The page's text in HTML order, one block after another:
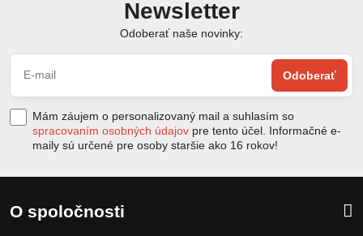
Newsletter
Odoberať naše novinky:
Odoberať
Mám záujem o personalizovaný mail a suhlasím so
spracovaním osobných údajov pre tento účel. Informačné e-
maily sú určené pre osoby staršie ako 16 rokov!
O spoločnosti